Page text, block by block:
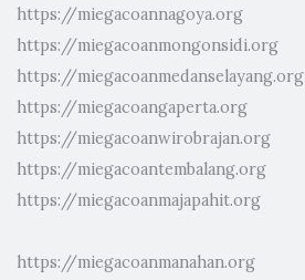
https://miegacoannagoya.org
https://miegacoanmongonsidi.org
https://miegacoanmedanselayang.org
https://miegacoangaperta.org
https://miegacoanwirobrajan.org
https://miegacoantembalang.org
https://miegacoanmajapahit.org
https://miegacoanmanahan.org